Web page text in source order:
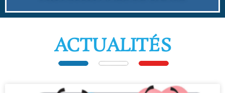
ACTUALITÉS